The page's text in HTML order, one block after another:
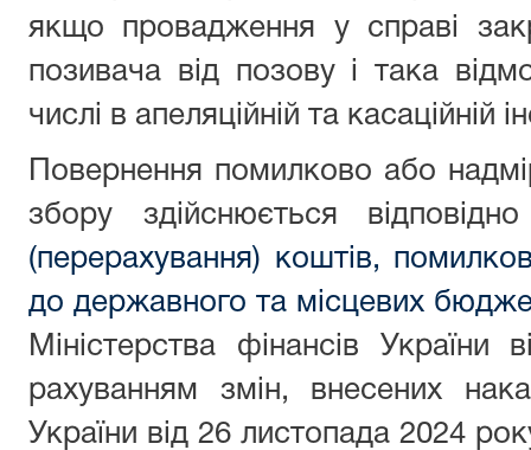
якщо провадження у справі
позивача від позову і така
числі в апеляційній та касаційній
Повернення помилково або
збору здійснюється
(перерахування) коштів,
до державного та місцевих
Міністерства фінансів
рахуванням змін, внесених
України від 26 листопада 2024